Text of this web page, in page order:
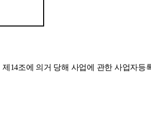
제 14조에 의거 당해 사업에 관한 사업자등